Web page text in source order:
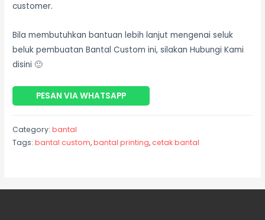
customer.
Bila membutuhkan bantuan lebih lanjut mengenai seluk
beluk pembuatan Bantal Custom ini, silakan Hubungi Kami
disini 🙂
PESAN VIA WHATSAPP
Category:bantal
Tags:bantal custom,bantal printing, cetak bantal